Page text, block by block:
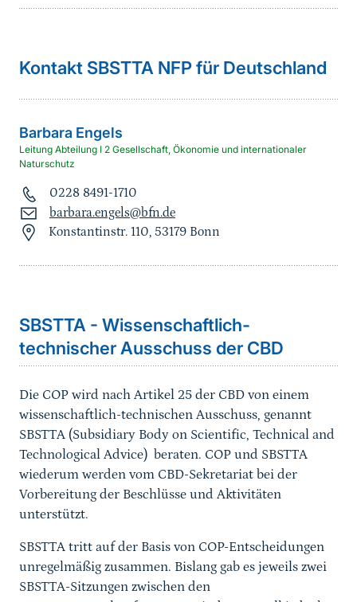
Kontakt SBSTTA NFP für Deutschland
Barbara Engels
Leitung Abteilung I 2 Gesellschaft, Ökonomie und internationaler
Naturschutz
0228 8491-1710
barbara.engels@bfn.de
Konstantinstr. 110, 53179 Bonn
SBSTTA - Wissenschaftlich-
technischer Ausschuss der CBD
Die COP wird nach Artikel 25 der CBD von einem
wissenschaftlich-technischen Ausschuss, genannt
SBSTTA (Subsidiary Body on Scientific, Technical and
Technological Advice) beraten. COP und SBSTTA
wiederum werden vom CBD-Sekretariat bei der
Vorbereitung der Beschlüsse und Aktivitäten
unterstützt.
SBSTTA tritt auf der Basis von COP-Entscheidungen
unregelmäßig zusammen. Bislang gab es jeweils zwei
SBSTTA-Sitzungen zwischen den